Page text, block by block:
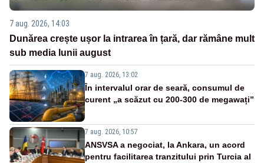
7 aug. 2026, 14:03
Dunărea crește ușor la intrarea în țară, dar rămâne mult
sub media lunii august
7 aug. 2026, 13:02
În intervalul orar de seară, consumul de
curent „a scăzut cu 200-300 de megawați”
7 aug. 2026, 10:57
ANSVSA a negociat, la Ankara, un acord
pentru facilitarea tranzitului prin Turcia al